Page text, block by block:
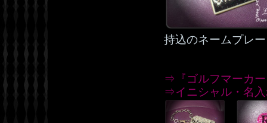
持込のネームプレ
⇒『ゴルフマーカ
⇒イニシャル・名